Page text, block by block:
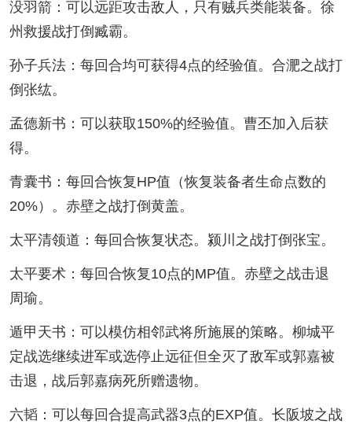
没羽箭：可以远距攻击敌人，只有贼兵类能装备。徐
州救援战打倒臧霸。
孙子兵法：每回合均可获得4点的经验值。合淝之战打
倒张纮。
孟德新书：可以获取150%的经验值。曹丕加入后获
得。
青囊书：每回合恢复HP值（恢复装备者生命点数的
20%）。赤壁之战打倒黄盖。
太平清领道：每回合恢复状态。颍川之战打倒张宝。
太平要术：每回合恢复10点的MP值。赤壁之战击退
周瑜。
遁甲天书：可以模仿相邻武将所施展的策略。柳城平
定战选继续进军或选停止远征但全灭了敌军或郭嘉被
击退，战后郭嘉病死所赠遗物。
六韬：可以每回合提高武器3点的EXP值。长阪坡之战